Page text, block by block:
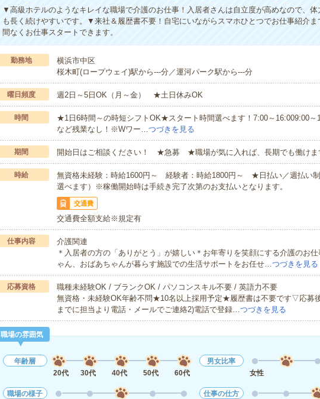
▼高級ホテルのようなキレイな職場で介護のお仕事！入居者さんは自立度が高めなので、体
も長く続けやすいです。▼来社＆履歴書不要！自宅にいながらスマホひとつでお仕事紹介ま
間なくお仕事スタートできます。
勤務地
横浜市中区
桜木町(ロープウェイ)駅から---分／運河パーク駅から---分
曜日頻度 週2日～5日OK（月～金） ★土日休みOK
時間
★1日6時間～の時短シフトOK★スタート時間選べます！7:00～16:009:00～
など残業なし！※Wワー…つづきを見る
期間 開始日はご相談ください！ ★急募 ★職場が気に入れば、長期でも働けま
時給
無資格未経験：時給1600円～ 経験者：時給1800円～ ★日払い／週払い制
選べます）※稼働開始時は手続き完了次第のお支払いとなります。
交通費
交通費全額支給※規定有
仕事内容
介護関連
＊入居者の方の「ありがとう」が嬉しい＊お年寄りを笑顔にする介護のお
ゃん、おばあちゃんが暮らす施設での生活サポートをお任せ…つづきを見る
応募資格
職種未経験OK / ブランクOK / パソコンスキル不要 / 英語力不要
無資格・未経験OK年齢不問★10名以上採用予定★履歴書は不要です▽応募
までに担当より電話・メールでご連絡2)電話で登録…つづきを見る
職場の雰囲気
年齢層
20代
30代 40代 50代 60代
男女比率
女性
職場の様子
仕事の仕方